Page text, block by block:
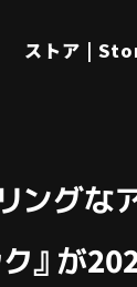
ストア |
ングな
ク』が